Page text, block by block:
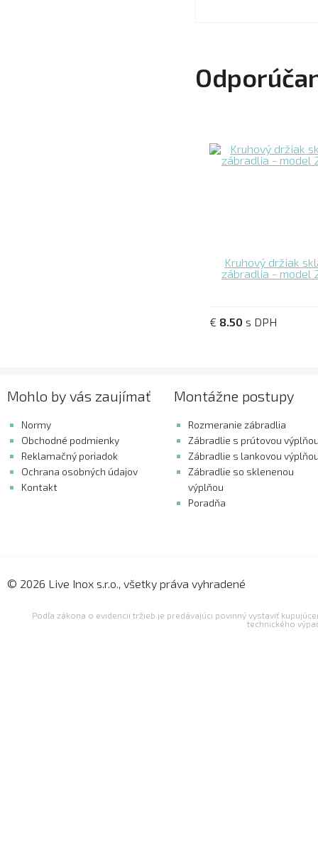
Kruhový držiak
zábradlia - model
€ 8.50 s DPH
Mohlo by vás zaujímať
Normy
Obchodné podmienky
Reklamačný poriadok
Ochrana osobných údajov
Kontakt
Montážne postupy
Rozmeranie zábradlia
Zábradlie s prútovou
Zábradlie s lankovou
Zábradlie so sklenenou
výplňou
Poradňa
© 2026 Live Inox s.r.o., všetky práva vyhradené
Podľa zákona o evidencii tržieb je predávajúci povinný vystaviť
technického